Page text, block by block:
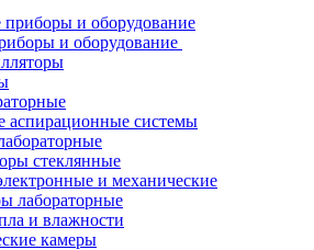
и оборудование
аспирационные системы
стеклянные
и механические
лабораторные
и влажности
камеры